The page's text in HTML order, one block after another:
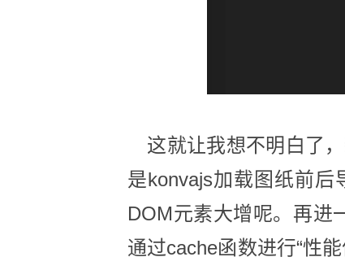
这就让我想不明白了
是konvajs加载图纸前
DOM元素大增呢。再进
通过cache函数进行“性